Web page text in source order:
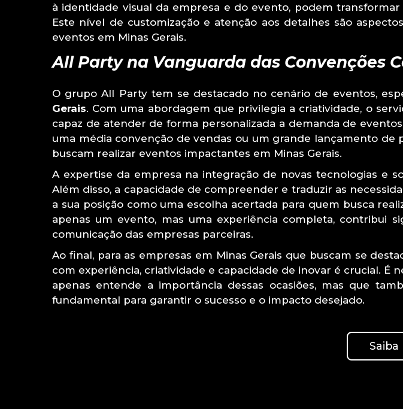
à identidade visual da empresa e do evento, podem
Este nível de customização e atenção aos detalhes são
eventos em Minas Gerais.
All Party na Vanguarda das Convenções
O grupo All Party tem se destacado no cenário de eventos,
Gerais. Com uma abordagem que privilegia a criatividade, o
capaz de atender de forma personalizada a demanda de
uma média convenção de vendas ou um grande lançamento
buscam realizar eventos impactantes em Minas Gerais.
A expertise da empresa na integração de novas tecnologias e
Além disso, a capacidade de compreender e traduzir as
a sua posição como uma escolha acertada para quem busca
apenas um evento, mas uma experiência completa, contribui
comunicação das empresas parceiras.
Ao final, para as empresas em Minas Gerais que buscam se
com experiência, criatividade e capacidade de inovar é crucial.
apenas entende a importância dessas ocasiões, mas que
fundamental para garantir o sucesso e o impacto desejado.
Saiba